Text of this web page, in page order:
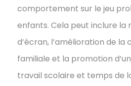
comportement sur le jeu
enfants. Cela peut inclure la
d’écran, l’amélioration de la
familiale et la promotion
travail scolaire et temps de